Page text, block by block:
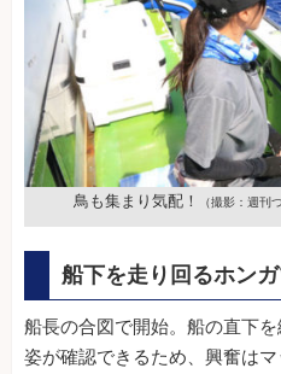
鳥も集まり気配！ （撮影：週刊
船下を走り回るホン
船長の合図で開始。船の直下
姿が確認できるため、興奮は